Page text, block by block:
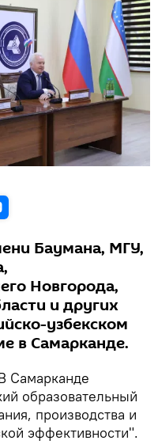
Баумана, МГУ,
Новгорода,
и других
узбекском
в Самарканде.
Самарканде
образовательный
производства и
эффективности".